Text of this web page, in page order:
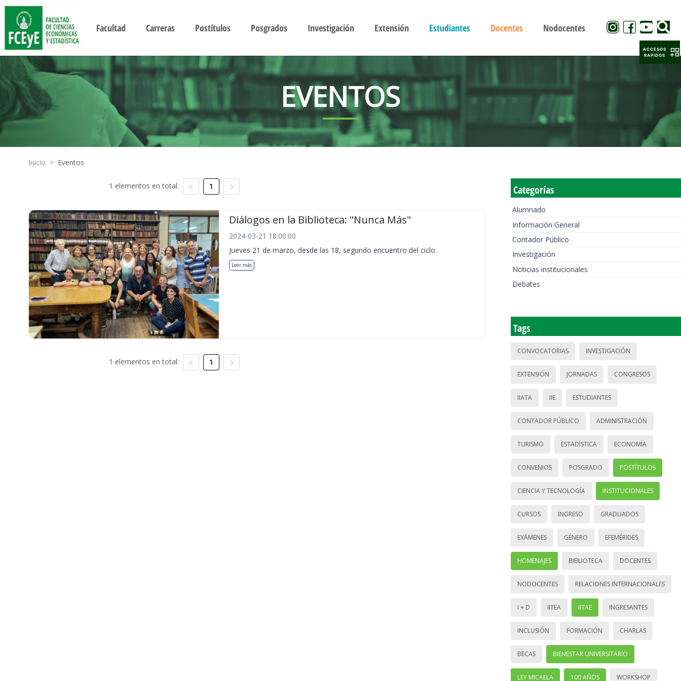
Facultad Carreras Postítulos Posgrados Investigación Extensión Estudiantes Docentes Nodocentes
EVENTOS
Inicio > Eventos
1 elementos en total: 1
Diálogos en la Biblioteca: "Nunca Más"
2024-03-21 18:00:00
Jueves 21 de marzo, desde las 18, segundo encuentro del ciclo.
Leer más
1 elementos en total: 1
Categorías
Alumnado
Información General
Contador Público
Investigación
Noticias institucionales
Debates
Tags
CONVOCATORIAS INVESTIGACIÓN
EXTENSIÓN JORNADAS CONGRESOS
IIATA IIE ESTUDIANTES
CONTADOR PÚBLICO ADMINISTRACIÓN
TURISMO ESTADÍSTICA ECONOMÍA
CONVENIOS POSGRADO POSTÍTULOS
CIENCIA Y TECNOLOGÍA INSTITUCIONALES
CURSOS INGRESO GRADUADOS
EXÁMENES GÉNERO EFEMÉRIDES
HOMENAJES BIBLIOTECA DOCENTES
NODOCENTES RELACIONES INTERNACIONALES
I + D IITEA IITAE INGRESANTES
INCLUSIÓN FORMACIÓN CHARLAS
BECAS BIENESTAR UNIVERSITARIO
LEY MICAELA 100 AÑOS WORKSHOP
ACCESOS
RAPIDOS